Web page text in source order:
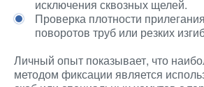
исключения сквозных щелей.
Проверка плотности
поворотов труб или резких
Личный опыт показывает, что
методом фиксации является